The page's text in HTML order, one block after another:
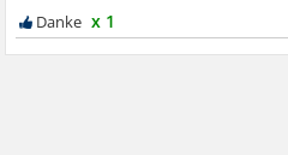
x 1